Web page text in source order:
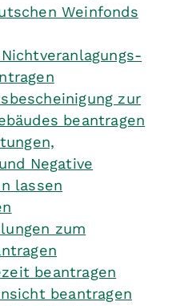
Weinfonds
zur
beantragen
Negative
lassen
zum
beantragen
beantragen